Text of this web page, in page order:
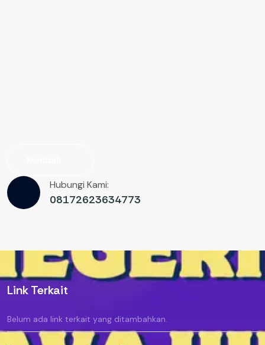
Hubungi Kami:
08172623634773
Link Terkait
Belum ada link terkait yang ditambahkan.